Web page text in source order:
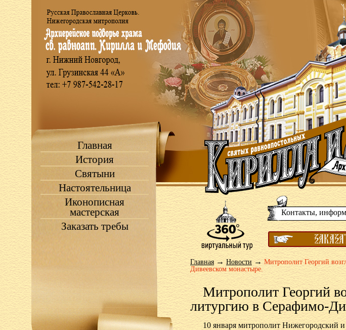
Главная
История
Святыни
Настоятельница
Иконописная
мастерская
Заказать требы
Контакты,
Главная→Новости→Митрополит Георгий
Дивеевском монастыре.
Митрополит Георгий
литургию в Серафимо-
10 января митрополит Нижегородский